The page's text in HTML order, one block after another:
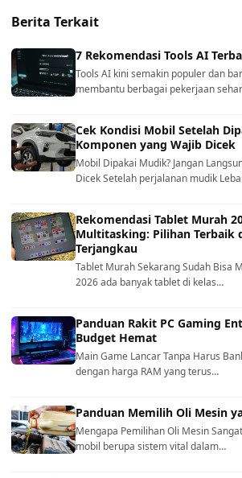
Berita Terkait
7 Rekomendasi Tools AI
Tools AI kini semakin populer dan
membantu berbagai pekerjaan
Cek Kondisi Mobil Setelah
Komponen yang Wajib Dicek
Mobil Dipakai Mudik? Jangan
Dicek Setelah perjalanan mudik
Rekomendasi Tablet Murah
Multitasking: Pilihan Terbaik
Terjangkau
Tablet Murah Sekarang Sudah Bisa
2026 ada banyak tablet di kelas…
Panduan Rakit PC Gaming
Budget Hemat
Main Game Lancar Tanpa Harus
dengan harga RAM yang terus…
Panduan Memilih Oli Mesin
Mengapa Pemilihan Oli Mesin
mobil berupa sistem vital dalam…